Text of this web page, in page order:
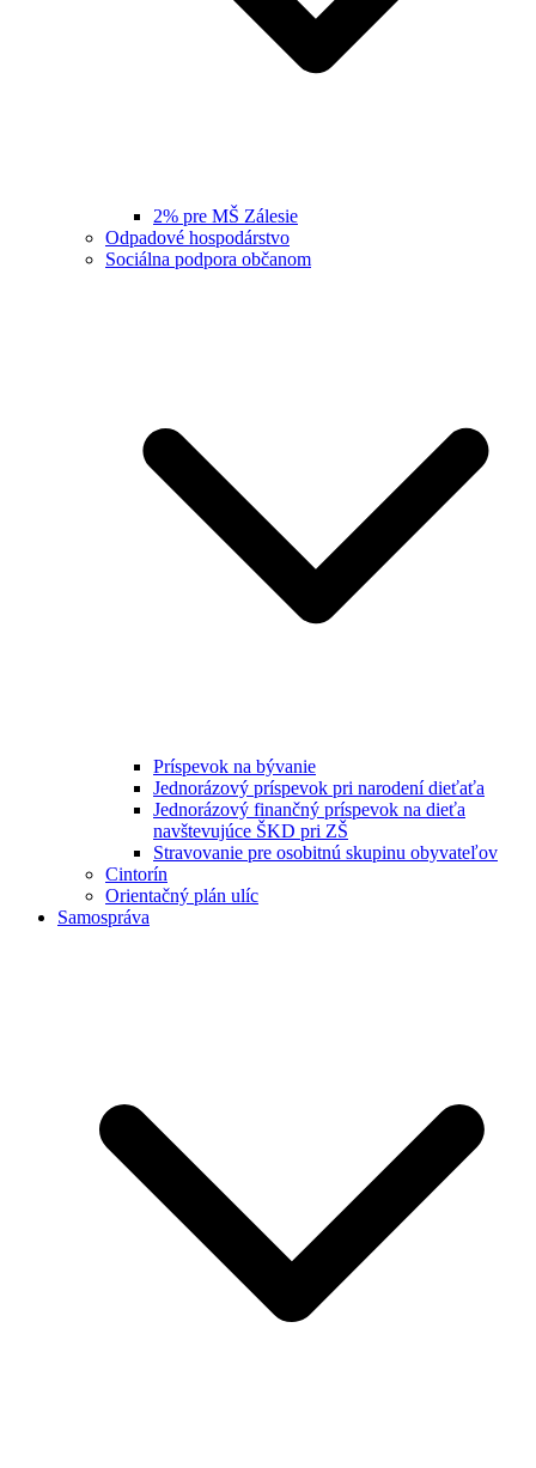
2% pre MŠ Zálesie
Odpadové hospodárstvo
Sociálna podpora občanom
Príspevok na bývanie
Jednorázový príspevok pri narodení dieťaťa
Jednorázový finančný príspevok na dieťa
navštevujúce ŠKD pri ZŠ
Stravovanie pre osobitnú skupinu obyvateľov
Cintorín
Orientačný plán ulíc
Samospráva